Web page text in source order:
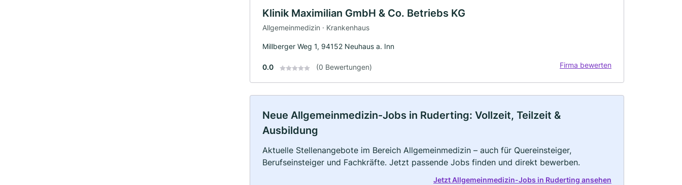
Klinik Maximilian GmbH & Co. Betriebs KG
Allgemeinmedizin · Krankenhaus
Millberger Weg 1, 94152 Neuhaus a. Inn
0.0 (0 Bewertungen) Firma bewerten
Neue Allgemeinmedizin-Jobs in Ruderting: Vollzeit, Teilzeit &
Ausbildung
Aktuelle Stellenangebote im Bereich Allgemeinmedizin – auch für Quereinsteiger,
Berufseinsteiger und Fachkräfte. Jetzt passende Jobs finden und direkt bewerben.
Jetzt Allgemeinmedizin-Jobs in Ruderting ansehen